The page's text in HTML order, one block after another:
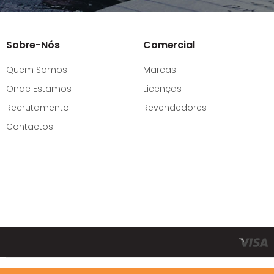
Sobre-Nós
Quem Somos
Onde Estamos
Recrutamento
Contactos
Comercial
Marcas
Licenças
Revendedores